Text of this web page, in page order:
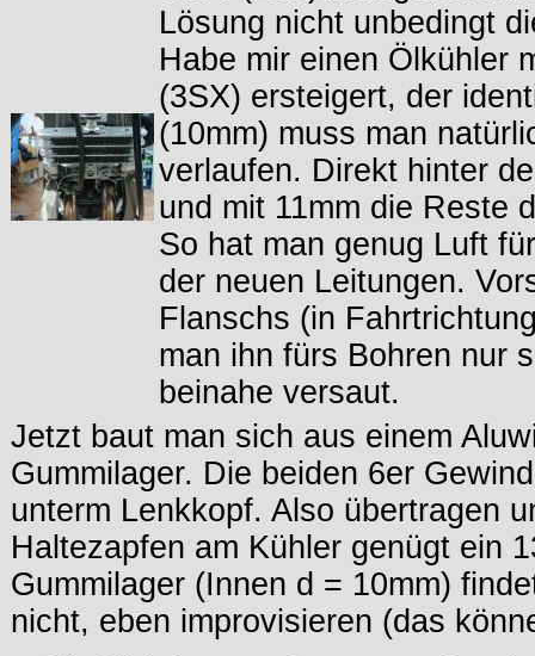
Lösung nicht unbedingt
Habe mir einen Ölkühler
(3SX) ersteigert, der
(10mm) muss man
verlaufen. Direkt hinter
und mit 11mm die Reste
So hat man genug Luft
der neuen Leitungen.
Flanschs (in
man ihn fürs Bohren nur
beinahe versaut.
Jetzt baut man sich aus einem
Gummilager. Die beiden 6er
unterm Lenkkopf. Also übertragen
Haltezapfen am Kühler genügt ein
Gummilager (Innen d = 10mm)
nicht, eben improvisieren (das